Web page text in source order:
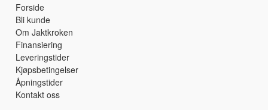
Forside
Bli kunde
Om Jaktkroken
Finansiering
Leveringstider
Kjøpsbetingelser
Åpningstider
Kontakt oss